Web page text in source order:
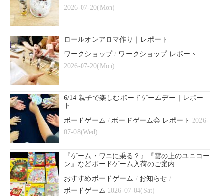
2026-07-20(Mon)
ロールオンアロマ作り｜レポート
ワークショップ/ ワークショップ レポート
2026-07-20(Mon)
6/14 親子で楽しむボードゲームデー｜レポー
ト
ボードゲーム /ボードゲーム会 レポート 2026-
07-08(Wed)
『ゲーム・ワニに乗る？』『雲の上のユニコー
ン』などボードゲーム入荷のご案内
おすすめボードゲーム / お知らせ /
ボードゲーム 2026-07-04(Sat)